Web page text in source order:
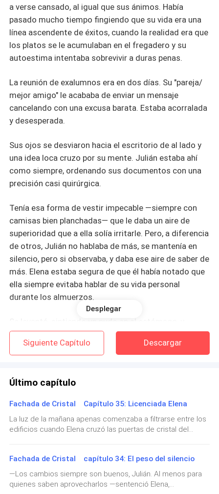
a verse cansado, al igual que sus ánimos. Había
pasado mucho tiempo fingiendo que su vida era una
línea ascendente de éxitos, cuando la realidad era que
los platos se le acumulaban en el fregadero y su
autoestima intentaba sobrevivir a duras penas.
​La reunión de exalumnos era en dos días. Su "pareja/
mejor amigo" le acababa de enviar un mensaje
cancelando con una excusa barata. Estaba acorralada
y desesperada.
​Sus ojos se desviaron hacia el escritorio de al lado y
una idea loca cruzo por su mente. Julián estaba ahí
como siempre, ordenando sus documentos con una
precisión casi quirúrgica.
Tenía esa forma de vestir impecable —siempre con
camisas bien planchadas— que le daba un aire de
superioridad que a ella solía irritarle. Pero, a diferencia
de otros, Julián no hablaba de más, se mantenía en
silencio, pero si observaba, y daba ese aire de saber de
más. Elena estaba segura de que él había notado que
ella siempre evitaba hablar de su vida personal
durante los almuerzos.
​Se levantó, sintiendo un nudo en el estómago, y
caminó hacia él, seria lo más audaz que haría esta
noche, sería su pedida Auxio.
Necesito un favor, Algo… bastante grande.
​Él dejó de escribir, pero no levantó la vista de
inmediato. Se tomó un par de segundos, como si
estuviera analizando el peso de las palabras de ella
Cuando finalmente la miró, sus ojos oscuros tenían
esa chispa de sarcasmo que siempre reservaba para
Desplegar
Siguiente Capítulo Descargar
Último capítulo
Fachada de Cristal Capítulo 35: Licenciada Elena
La luz de la mañana apenas comenzaba a filtrarse entre los
edificios cuando Elena cruzó las puertas de cristal del
verdaderas intenciones de cada asistente, la empresa
amanecía con su rostro más auténtico: teléfonos sonando,
empleados caminando con carpetas bajo el brazo y el
inconfundible aroma a café recién preparado mezclándose
Fachada de Cristal capítulo 34: El peso del silencio
—Los cambios siempre son buenos, Julián. Al menos para
quienes saben aprovecharlos —sentenció Elena,